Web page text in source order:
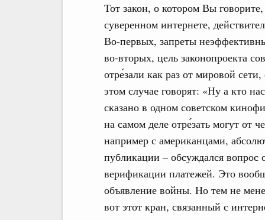
Тот закон, о котором Вы
суверенном интернете,
Во-первых, запреты
во-вторых, цель законопроекта
отре́зали как раз от мировой
этом случае говорят: «Ну а кто
сказано в одном советском
на самом деле отре́зать могут от
например с американцами,
публикации – обсуждался вопрос
верификации платежей. Это
объявление войны. Но тем не
вот этот кран, связанный с